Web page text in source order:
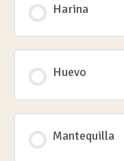
Harina
Huevo
Mantequilla